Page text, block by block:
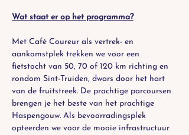
Wat staat er op het programma?
Met Café Coureur als vertrek- en
aankomstplek trekken we voor een
fietstocht van 50, 70 of 120 km richting en
rondom Sint-Truiden, dwars door het hart
van de fruitstreek. De prachtige parcoursen
brengen je het beste van het prachtige
Haspengouw. Als bevoorradingsplek
opteerden we voor de mooie infrastructuur